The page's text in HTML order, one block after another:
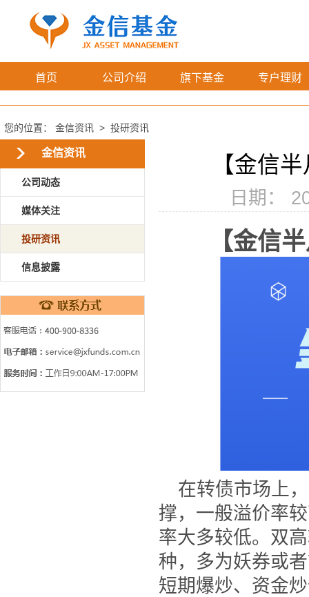
首页 公司介绍 旗下基金 专户理财
您的位置： 金信资讯 > 投研资讯
金信资讯
公司动态
媒体关注
投研资讯
信息披露
【金信
日期：
【金信
在转债市场上
撑，一般溢价率
率大多较低。双
种，多为妖券或
短期爆炒、资金